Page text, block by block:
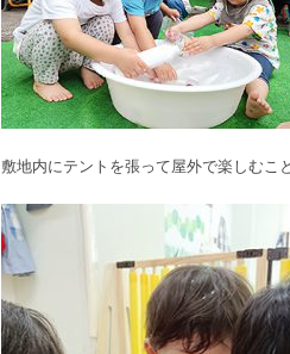
敷地内にテントを張って屋外で楽しむこ